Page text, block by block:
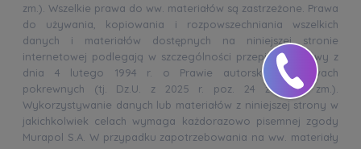
zm.). Wszelkie prawa do ww. materiałów są zastrzeżone. Prawa
do używania, kopiowania i rozpowszechniania wszelkich
danych i materiałów dostępnych na niniejszej stronie
internetowej podlegają w szczególności przepisom ustawy z
dnia 4 lutego 1994 r. o Prawie autorskim i prawach
pokrewnych (tj. Dz.U. z 2025 r. poz. 24 z późn. zm.).
Wykorzystywanie danych lub materiałów z niniejszej strony w
jakichkolwiek celach wymaga każdorazowo pisemnej zgody
Murapol S.A. W przypadku zapotrzebowania na ww. materiały